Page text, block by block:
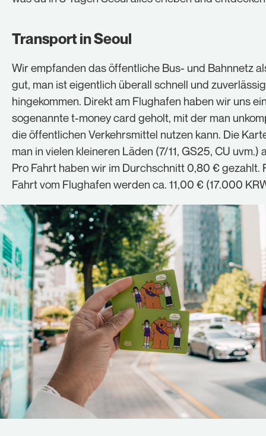
Transport in Seoul
Wir empfanden das öffentliche Bus- und Bahnnetz
gut, man ist eigentlich überall schnell und zuverlässig
hingekommen. Direkt am Flughafen haben wir uns
sogenannte t-money card geholt, mit der man
die öffentlichen Verkehrsmittel nutzen kann. Die
man in vielen kleineren Läden (7/11, GS25, CU uvm.)
Pro Fahrt haben wir im Durchschnitt 0,80 € gezahlt.
Fahrt vom Flughafen werden ca. 11,00 € (17.000
Inhalte von Videoplattformen und Social-Media-
der Zugriff auf diese Inhalte keiner manuellen
Einwilligung mehr.
Datenschutzerklärung Impressum